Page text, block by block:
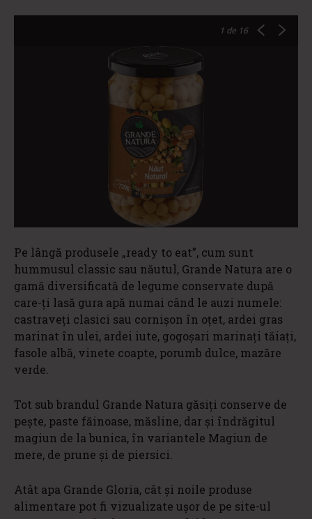
1 de 16
Pe lângă produsele „ready to eat”, cum sunt
hummusul classic sau năutul, Grande Natura are o
gamă diversificată de legume conservate după
care-ți lasă gura apă numai când le auzi numele:
castraveți clasici sau cornișon în oțet, ardei gras
marinat în ulei, ardei iute, gogoșari marinați tăiați,
fasole albă, vinete coapte, porumb dulce, mazăre
verde.
Tot sub brandul Grande Natura găsiți conserve de
pește, paste făinoase, măsline, dar și îndrăgitul
magiun de la bunica, în variantele Magiun de
mere, de prune și de piersici.
Atât apa Grande Gloria, cât și noile produse
alimentare pot fi vizualizate ușor de pe site-ul